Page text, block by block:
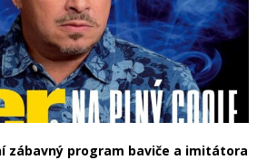
zábavný program baviče a imitátora